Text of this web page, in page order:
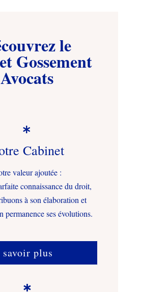
le
Gossement
Avocats

Cabinet
valeur ajoutée :
connaissance du droit,
à son élaboration et
permanence ses évolutions.
savoir plus
